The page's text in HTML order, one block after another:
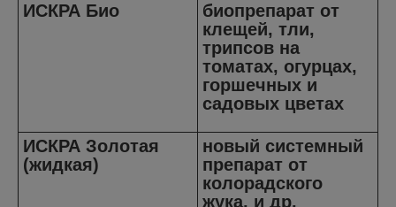
ИСКРА Био
биопрепарат от
клещей, тли,
трипсов на
томатах, огурцах,
горшечных и
садовых цветах
ИСКРА Золотая
(жидкая)
новый системный
препарат от
колорадского
жука, и др.